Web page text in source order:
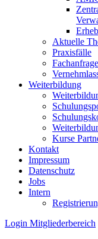
Aktuelle
Praxisfälle
Weiterbildung
Kurse
Kontakt
Impressum
Datenschutz
Jobs
Intern
Login Mitgliederbereich